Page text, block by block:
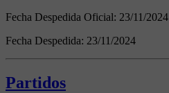
Fecha Despedida Oficial: 23/11/2024
Fecha Despedida: 23/11/2024
Partidos